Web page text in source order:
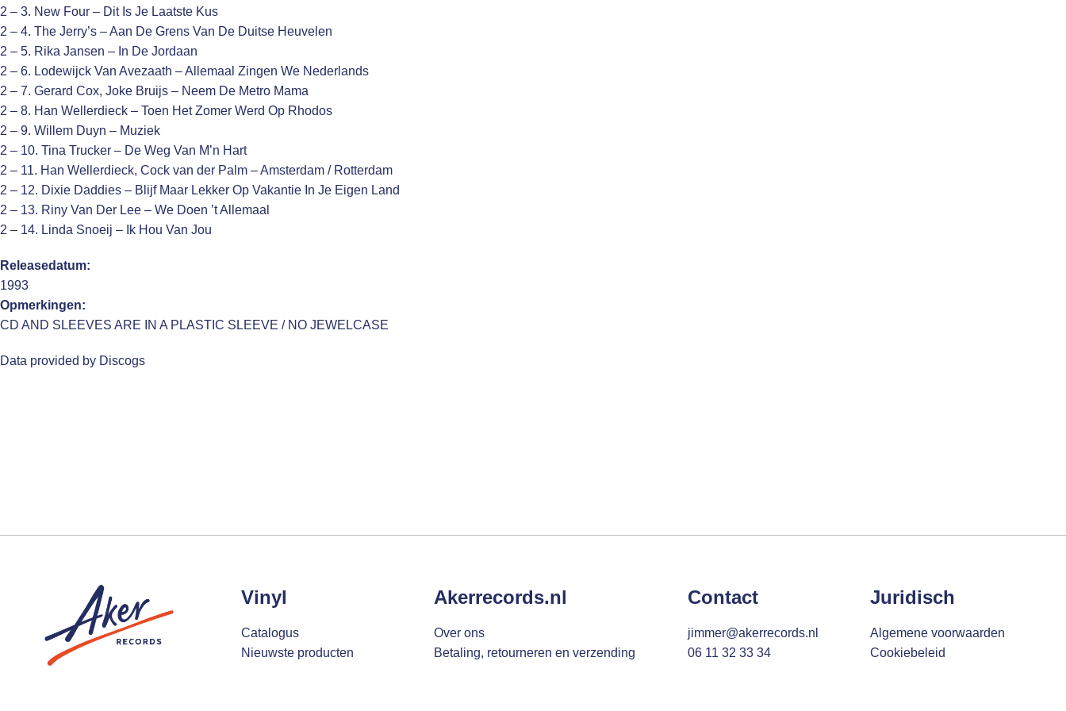
2 – 3. New Four – Dit Is Je Laatste Kus
2 – 4. The Jerry’s – Aan De Grens Van De Duitse Heuvelen
2 – 5. Rika Jansen – In De Jordaan
2 – 6. Lodewijck Van Avezaath – Allemaal Zingen We Nederlands
2 – 7. Gerard Cox, Joke Bruijs – Neem De Metro Mama
2 – 8. Han Wellerdieck – Toen Het Zomer Werd Op Rhodos
2 – 9. Willem Duyn – Muziek
2 – 10. Tina Trucker – De Weg Van M’n Hart
2 – 11. Han Wellerdieck, Cock van der Palm – Amsterdam / Rotterdam
2 – 12. Dixie Daddies – Blijf Maar Lekker Op Vakantie In Je Eigen Land
2 – 13. Riny Van Der Lee – We Doen ’t Allemaal
2 – 14. Linda Snoeij – Ik Hou Van Jou
Releasedatum:
1993
Opmerkingen:
CD AND SLEEVES ARE IN A PLASTIC SLEEVE / NO JEWELCASE
Data provided by Discogs
Vinyl
Catalogus
Nieuwste producten
Akerrecords.nl
Over ons
Betaling, retourneren en verzending
Contact
jimmer@akerrecords.nl
06 11 32 33 34
Juridisch
Algemene voorwaarden
Cookiebeleid